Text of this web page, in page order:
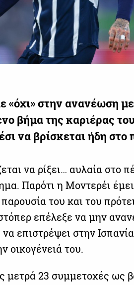
«όχι» στην ανανέωση
βήμα της καριέρας
να βρίσκεται ήδη στο
να ρίξει… αυλαία στο
Παρότι η Μοντερέι
του και του
επέλεξε να μην
επιστρέψει στην
οικογένειά του.
μετρά 23 συμμετοχές ως